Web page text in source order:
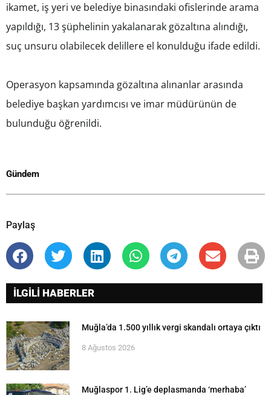
ikamet, iş yeri ve belediye binasındaki ofislerinde arama
yapıldığı, 13 şüphelinin yakalanarak gözaltına alındığı,
suç unsuru olabilecek delillere el konulduğu ifade edildi.
Operasyon kapsamında gözaltına alınanlar arasında
belediye başkan yardımcısı ve imar müdürünün de
bulunduğu öğrenildi.
Gündem
Paylaş
İLGİLİ HABERLER
Muğla’da 1.500 yıllık vergi skandalı ortaya çıktı
8 Ağustos 2026
Muğlaspor 1. Lig’e deplasmanda ‘merhaba’